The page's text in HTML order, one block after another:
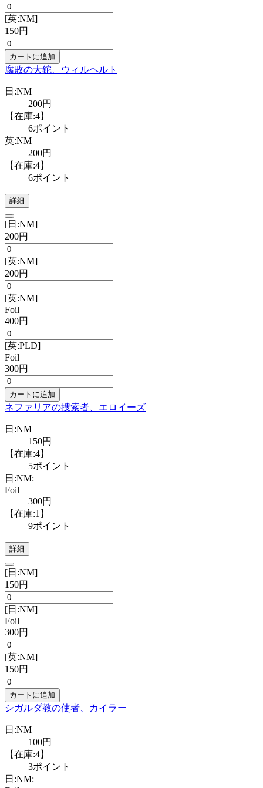
[英:NM]
150円
カートに追加
腐敗の大鉈、ウィルヘルト
日:NM
200円
【在庫:4】
6ポイント
英:NM
200円
【在庫:4】
6ポイント
詳細
[日:NM]
200円
[英:NM]
200円
[英:NM]
Foil
400円
[英:PLD]
Foil
300円
カートに追加
ネファリアの捜索者、エロイーズ
日:NM
150円
【在庫:4】
5ポイント
日:NM:
Foil
300円
【在庫:1】
9ポイント
詳細
[日:NM]
150円
[日:NM]
Foil
300円
[英:NM]
150円
カートに追加
シガルダ教の使者、カイラー
日:NM
100円
【在庫:4】
3ポイント
日:NM: